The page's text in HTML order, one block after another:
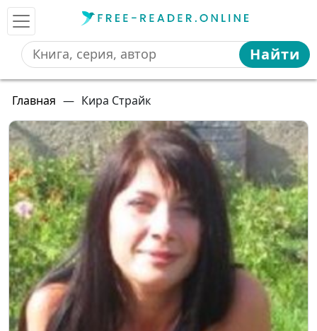
Найти
Главная — Кира Страйк